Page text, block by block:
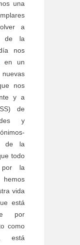
una
a
de la
nos
en un
nos
y a
de
y
de la
todo
por la
vida
está
por
como
está